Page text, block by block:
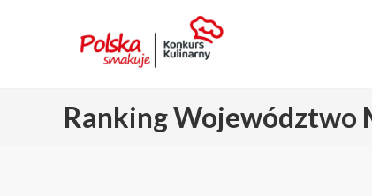
Ranking Województwo